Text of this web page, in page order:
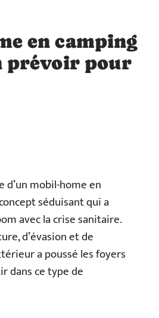
en camping
prévoir pour
mobil-home en
séduisant qui a
avec la crise sanitaire.
d’évasion et de
a poussé les foyers
dans ce type de